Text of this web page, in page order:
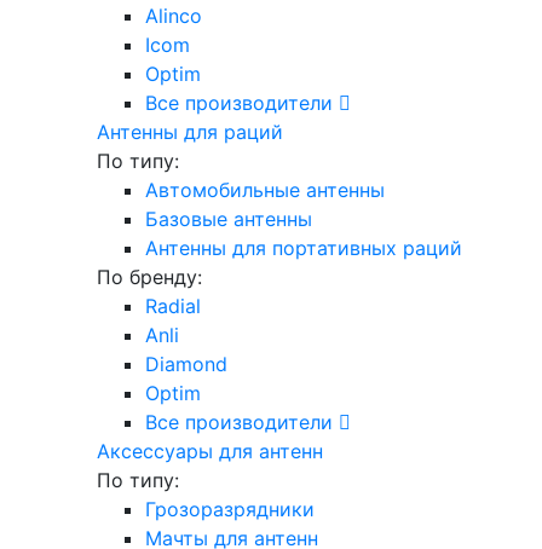
Alinco
Icom
Optim
Все производители
Антенны для раций
По типу:
Автомобильные антенны
Базовые антенны
Антенны для портативных раций
По бренду:
Radial
Anli
Diamond
Optim
Все производители
Аксессуары для антенн
По типу:
Грозоразрядники
Мачты для антенн